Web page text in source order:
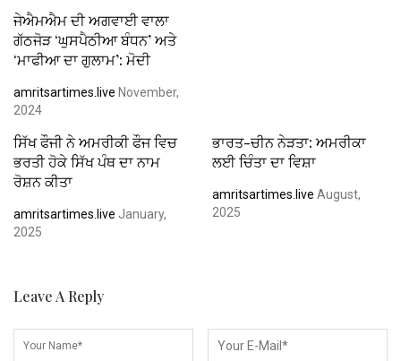
ਜੇਐਮਐਮ ਦੀ ਅਗਵਾਈ ਵਾਲਾ
ਗੱਠਜੋੜ ‘ਘੁਸਪੈਠੀਆ ਬੰਧਨ’ ਅਤੇ
‘ਮਾਫੀਆ ਦਾ ਗੁਲਾਮ’: ਮੋਦੀ
amritsartimes.live November,
2024
ਸਿੱਖ ਫੌਜੀ ਨੇ ਅਮਰੀਕੀ ਫੌਜ ਵਿਚ
ਭਰਤੀ ਹੋਕੇ ਸਿੱਖ ਪੰਥ ਦਾ ਨਾਮ
ਰੋਸ਼ਨ ਕੀਤਾ
amritsartimes.live January,
2025
ਭਾਰਤ-ਚੀਨ ਨੇੜਤਾ: ਅਮਰੀਕਾ
ਲਈ ਚਿੰਤਾ ਦਾ ਵਿਸ਼ਾ
amritsartimes.live August,
2025
Leave A Reply